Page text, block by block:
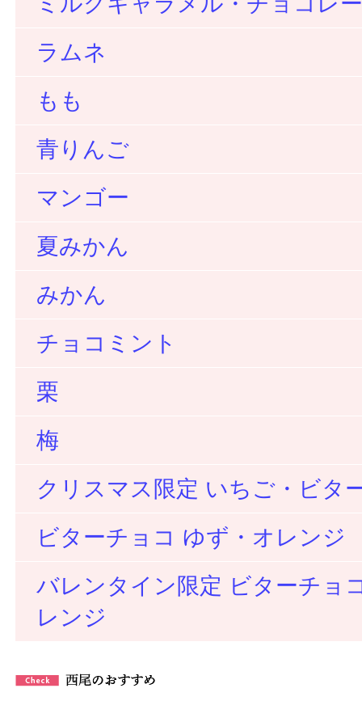
ラムネ
もも
青りんご
マンゴー
夏みかん
みかん
チョコミント
栗
梅
クリスマス限定 いちご・ビタ
ビターチョコ ゆず・オレンジ
バレンタイン限定 ビターチョ
レンジ